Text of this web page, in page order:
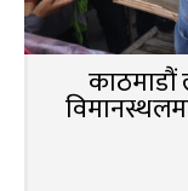
काठमाडौं